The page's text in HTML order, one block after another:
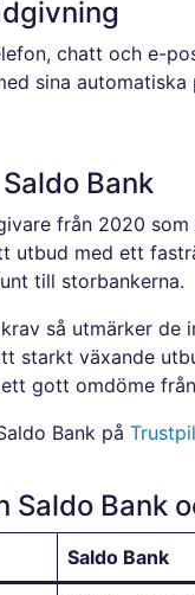
chatt och e-
sina
Bank
från 2020
utbud med ett
till storbankerna.
så utmärker
starkt växande
gott omdöme
Bank på
Saldo Bank
Saldo Bank